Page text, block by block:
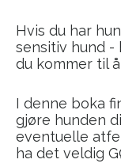
Hvis du har
sensitiv hund
du kommer til
I denne boka
gjøre hunden
eventuelle
ha det veldig